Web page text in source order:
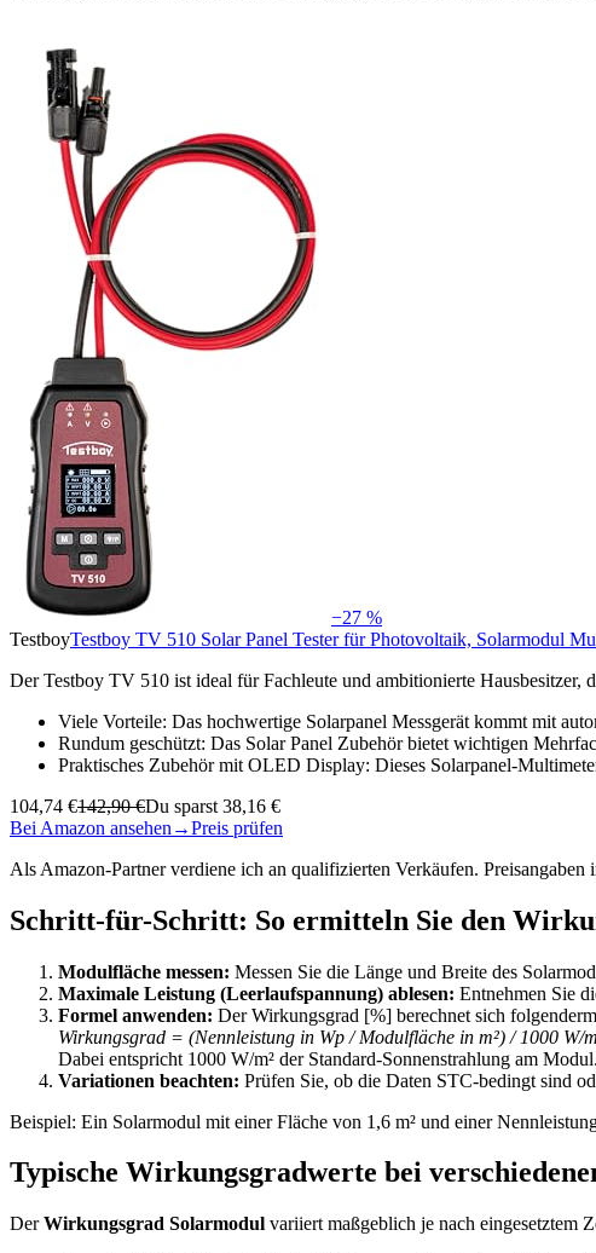
−27 %
TestboyTestboy TV 510 Solar Panel Tester für Photovoltaik, Solarmodul
Der Testboy TV 510 ist ideal für Fachleute und ambitionierte Hausbesitzer,
Viele Vorteile: Das hochwertige Solarpanel Messgerät kommt mit
Rundum geschützt: Das Solar Panel Zubehör bietet wichtigen
Praktisches Zubehör mit OLED Display: Dieses Solarpanel-
104,74 €142,90 €Du sparst 38,16 €
Bei Amazon ansehen →Preis prüfen
Als Amazon-Partner verdiene ich an qualifizierten Verkäufen.
Schritt-für-Schritt: So ermitteln Sie den
Modulfläche messen: Messen Sie die Länge und Breite des
Maximale Leistung (Leerlaufspannung) ablesen: Entnehmen Sie
Formel anwenden: Der Wirkungsgrad [%] berechnet sich
Wirkungsgrad = (Nennleistung in Wp / Modulfläche in m²) / 1000 W/
Dabei entspricht 1000 W/m² der Standard-Sonnenstrahlung am Modul.
Variationen beachten: Prüfen Sie, ob die Daten STC-bedingt sind
Beispiel: Ein Solarmodul mit einer Fläche von 1,6 m² und einer
Typische Wirkungsgradwerte bei
DerWirkungsgrad Solarmodul variiert maßgeblich je nach eingesetztem